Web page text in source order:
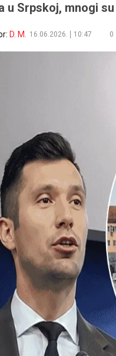
u Srpskoj, mnogi
D. M. 16.06.2026. 10:47 0